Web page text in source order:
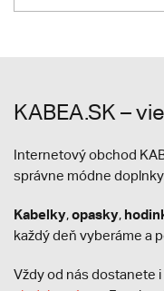
KABEA.SK –
Internetový obchod
správne módne
Kabelky,opasky,
každý deň vyberáme a
Vždy od nás dostanete